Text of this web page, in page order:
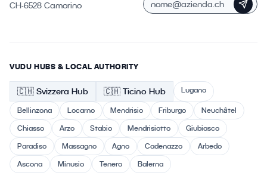
CH-6528 Camorino
VUDU HUBS & LOCAL AUTHORITY
🇨🇭 Svizzera Hub 🇨🇭 Ticino Hub Lugano
Bellinzona Locarno Mendrisio Friburgo
Neuchâtel
Chiasso
Arzo Stabio Mendrisiotto
Giubiasco
Paradiso
Massagno Agno Cadenazzo
Arbedo
Ascona
Minusio Tenero Balerna